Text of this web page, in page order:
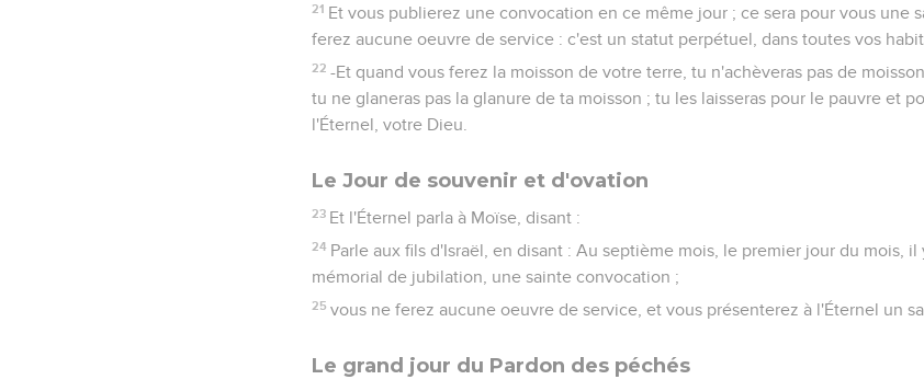
21 Et vous publierez une convocation en ce même jour ; ce sera pour vous une
ferez aucune oeuvre de service : c'est un statut perpétuel, dans toutes vos
22 -Et quand vous ferez la moisson de votre terre, tu n'achèveras pas de
tu ne glaneras pas la glanure de ta moisson ; tu les laisseras pour le pauvre et
l'Éternel, votre Dieu.
Le Jour de souvenir et d'ovation
23 Et l'Éternel parla à Moïse, disant :
24 Parle aux fils d'Israël, en disant : Au septième mois, le premier jour du mois, il
mémorial de jubilation, une sainte convocation ;
25 vous ne ferez aucune oeuvre de service, et vous présenterez à l'Éternel un
Le grand jour du Pardon des péchés